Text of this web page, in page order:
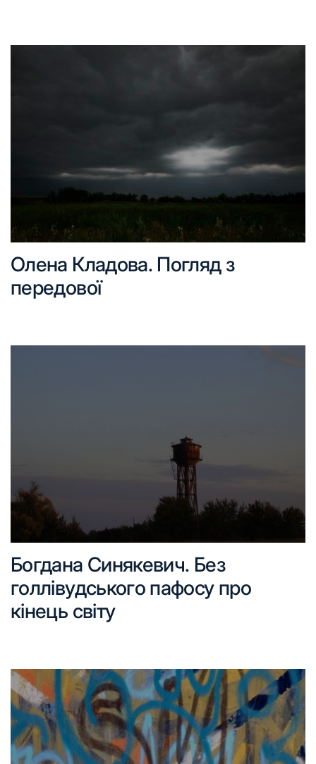
Олена Кладова. Погляд з
передової
Богдана Синякевич. Без
голлівудського пафосу про
кінець світу